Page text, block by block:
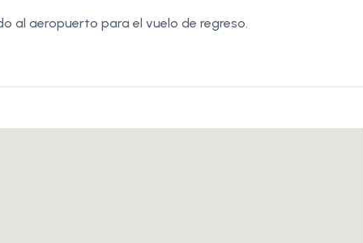
al aeropuerto para el vuelo de regreso.